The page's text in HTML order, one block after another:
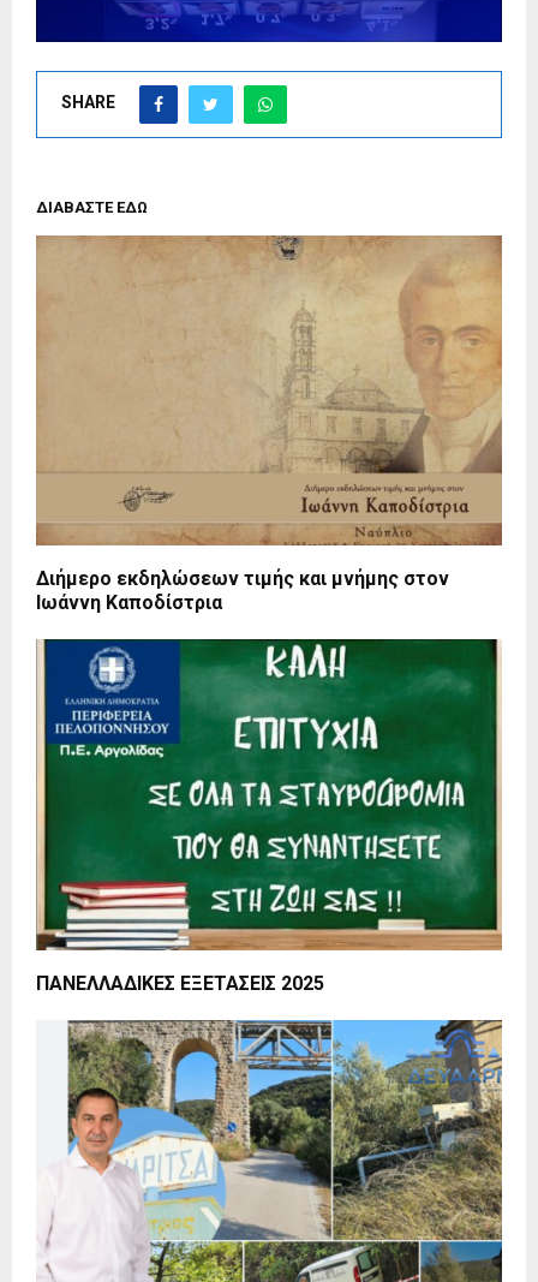
SHARE
ΔΙΑΒΑΣΤΕ ΕΔΩ
Διήμερο εκδηλώσεων τιμής και μνήμης στον
Ιωάννη Καποδίστρια
ΠΑΝΕΛΛΑΔΙΚΕΣ ΕΞΕΤΑΣΕΙΣ 2025